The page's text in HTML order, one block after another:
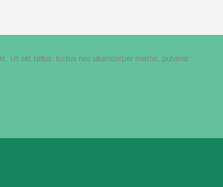
Ut elit tellus, luctus nec ullamcorper mattis, pulvinar